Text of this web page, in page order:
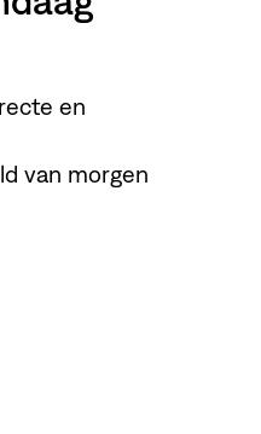
en
van morgen